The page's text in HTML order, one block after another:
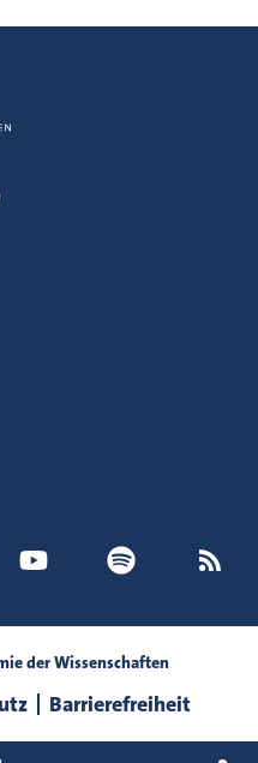
der Wissenschaften
Barrierefreiheit